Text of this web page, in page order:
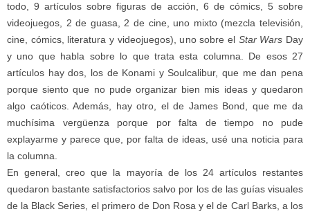
todo, 9 artículos sobre figuras de acción, 6 de cómics, 5 sobre
videojuegos, 2 de guasa, 2 de cine, uno mixto (mezcla televisión,
cine, cómics, literatura y videojuegos), uno sobre el Star Wars Day
y uno que habla sobre lo que trata esta columna. De esos 27
artículos hay dos, los de Konami y Soulcalibur, que me dan pena
porque siento que no pude organizar bien mis ideas y quedaron
algo caóticos. Además, hay otro, el de James Bond, que me da
muchísima vergüenza porque por falta de tiempo no pude
explayarme y parece que, por falta de ideas, usé una noticia para
la columna.
En general, creo que la mayoría de los 24 artículos restantes
quedaron bastante satisfactorios salvo por los de las guías visuales
de la Black Series, el primero de Don Rosa y el de Carl Barks, a los